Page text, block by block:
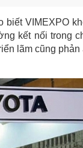
biết VIMEXPO
kết nối trong
lãm cũng phản